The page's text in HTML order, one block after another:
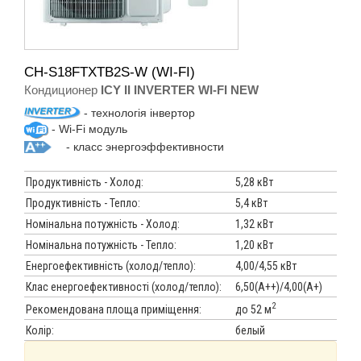
CH-S18FTXTB2S-W (WI-FI)
Кондиционер ICY II INVERTER WI-FI NEW
- технологія інвертор
- Wi-Fi модуль
- класс энергоэффективности
Продуктивність - Холод:
5,28 кВт
Продуктивність - Тепло:
5,4 кВт
Номінальна потужність - Холод:
1,32 кВт
Номінальна потужність - Тепло:
1,20 кВт
Енергоефективність (холод/тепло):
4,00/4,55 кВт
Клас енергоефективності (холод/тепло):
6,50(А++)/4,00(A+)
Рекомендована площа приміщення:
до 52 м2
Колір: белый